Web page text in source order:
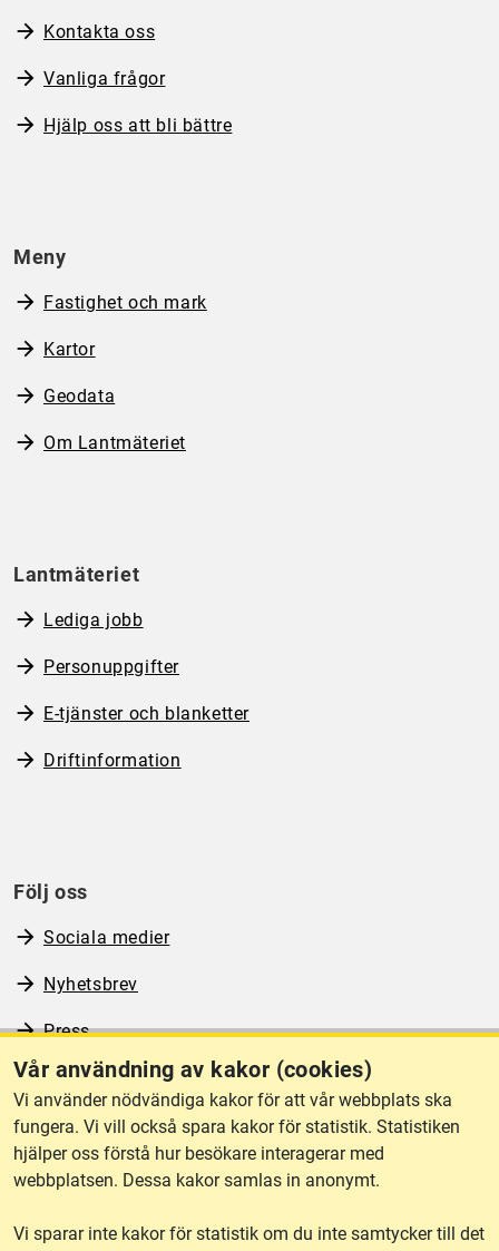
Vår användning av kakor (cookies)
Vi använder nödvändiga kakor för att vår webbplats ska
fungera. Vi vill också spara kakor för statistik. Statistiken
hjälper oss förstå hur besökare interagerar med
webbplatsen. Dessa kakor samlas in anonymt.
Vi sparar inte kakor för statistik om du inte samtycker till det
Kontakta oss
Vanliga frågor
Hjälp oss att bli bättre
Meny
Fastighet och mark
Kartor
Geodata
Om Lantmäteriet
Lantmäteriet
Lediga jobb
Personuppgifter
E-tjänster och blanketter
Driftinformation
Följ oss
Sociala medier
Nyhetsbrev
Press
RSS
Om webbplatsen
Tillgänglighet